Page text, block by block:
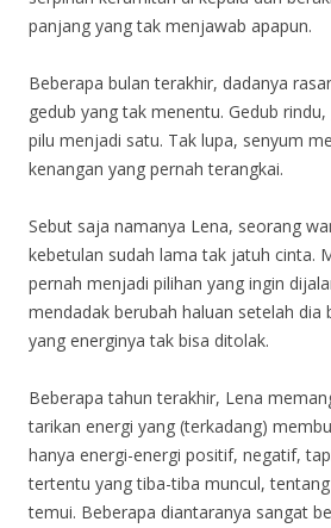
panjang yang tak menjawab apapun.
Beberapa bulan terakhir, dadanya
gedub yang tak menentu. Gedub
pilu menjadi satu. Tak lupa, senyum
kenangan yang pernah terangkai.
Sebut saja namanya Lena, seorang
kebetulan sudah lama tak jatuh cinta.
pernah menjadi pilihan yang ingin
mendadak berubah haluan setelah dia
yang energinya tak bisa ditolak.
Beberapa tahun terakhir, Lena
tarikan energi yang (terkadang)
hanya energi-energi positif, negatif,
tertentu yang tiba-tiba muncul,
temui. Beberapa diantaranya sangat